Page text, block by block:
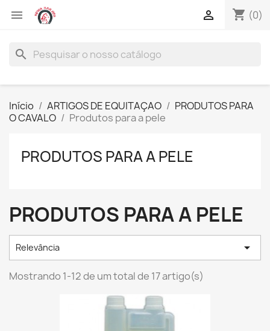
 shopping_cart (0)

search
Início ARTIGOS DE EQUITAÇAO
PRODUTOS PARA
O CAVALO
Produtos para a pele
PRODUTOS PARA A PELE
PRODUTOS PARA A PELE
Relevância 
Mostrando 1-12 de um total de 17 artigo(s)